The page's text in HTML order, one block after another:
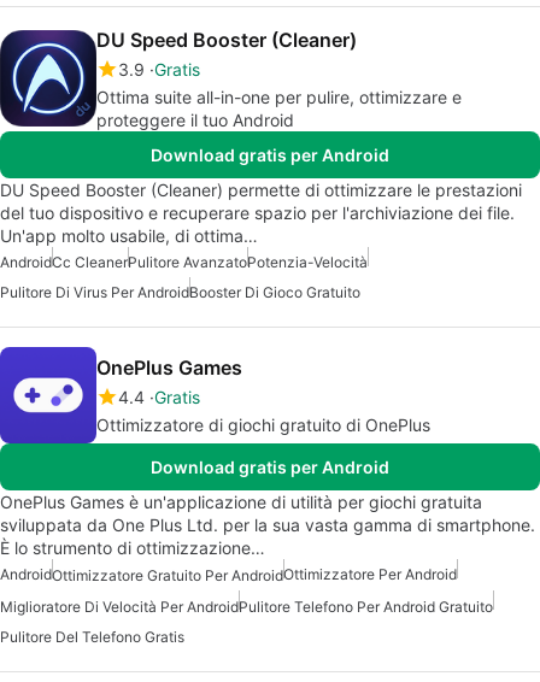
DU Speed Booster (Cleaner)
3.9 Gratis
Ottima suite all-in-one per pulire, ottimizzare e
proteggere il tuo Android
Download gratis per Android
DU Speed Booster (Cleaner) permette di ottimizzare le prestazioni
del tuo dispositivo e recuperare spazio per l'archiviazione dei file.
Un'app molto usabile, di ottima…
AndroidCc CleanerPulitore AvanzatoPotenzia-Velocità
Pulitore Di Virus Per AndroidBooster Di Gioco Gratuito
OnePlus Games
4.4 Gratis
Ottimizzatore di giochi gratuito di OnePlus
Download gratis per Android
OnePlus Games è un'applicazione di utilità per giochi gratuita
sviluppata da One Plus Ltd. per la sua vasta gamma di smartphone.
È lo strumento di ottimizzazione…
AndroidOttimizzatore Gratuito Per AndroidOttimizzatore Per Android
Miglioratore Di Velocità Per AndroidPulitore Telefono Per Android Gratuito
Pulitore Del Telefono Gratis